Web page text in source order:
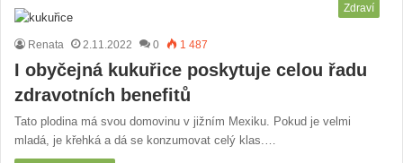
Zdraví
Renata 2.11.2022 0 1 487
I obyčejná kukuřice poskytuje celou řadu
zdravotních benefitů
Tato plodina má svou domovinu v jižním Mexiku. Pokud je velmi
mladá, je křehká a dá se konzumovat celý klas.…